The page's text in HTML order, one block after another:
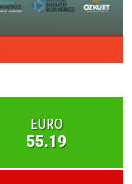
EURO
55.19